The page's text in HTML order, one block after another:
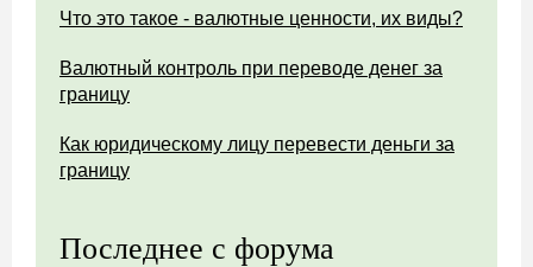
Что это такое - валютные ценности, их виды?
Валютный контроль при переводе денег за
границу
Как юридическому лицу перевести деньги за
границу
Последнее с форума